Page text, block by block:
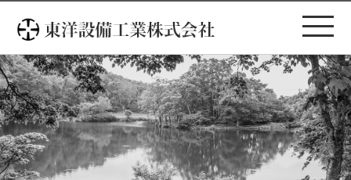
テ
ン
ツ
へ
ス
キ